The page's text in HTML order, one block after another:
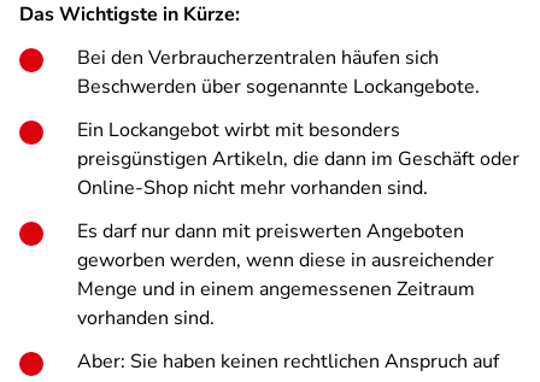
Das Wichtigste in Kürze:
Bei den Verbraucherzentralen häufen sich
Beschwerden über sogenannte Lockangebote.
Ein Lockangebot wirbt mit besonders
preisgünstigen Artikeln, die dann im Geschäft oder
Online-Shop nicht mehr vorhanden sind.
Es darf nur dann mit preiswerten Angeboten
geworben werden, wenn diese in ausreichender
Menge und in einem angemessenen Zeitraum
vorhanden sind.
Aber: Sie haben keinen rechtlichen Anspruch auf